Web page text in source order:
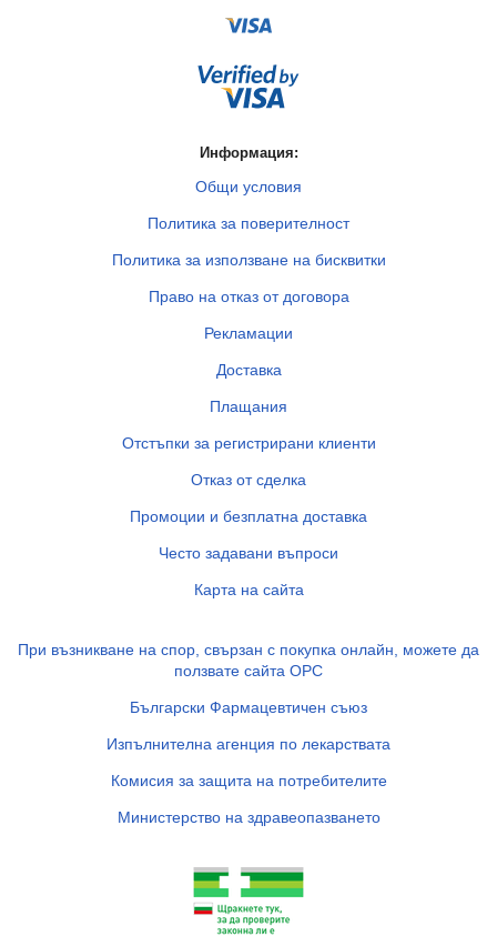
Информация:
Общи условия
Политика за поверителност
Политика за използване на бисквитки
Право на отказ от договора
Рекламации
Доставка
Плащания
Отстъпки за регистрирани клиенти
Отказ от сделка
Промоции и безплатна доставка
Често задавани въпроси
Карта на сайта
При възникване на спор, свързан с покупка онлайн, можете да
ползвате сайта ОРС
Български Фармацевтичен съюз
Изпълнителна агенция по лекарствата
Комисия за защита на потребителите
Министерство на здравеопазването